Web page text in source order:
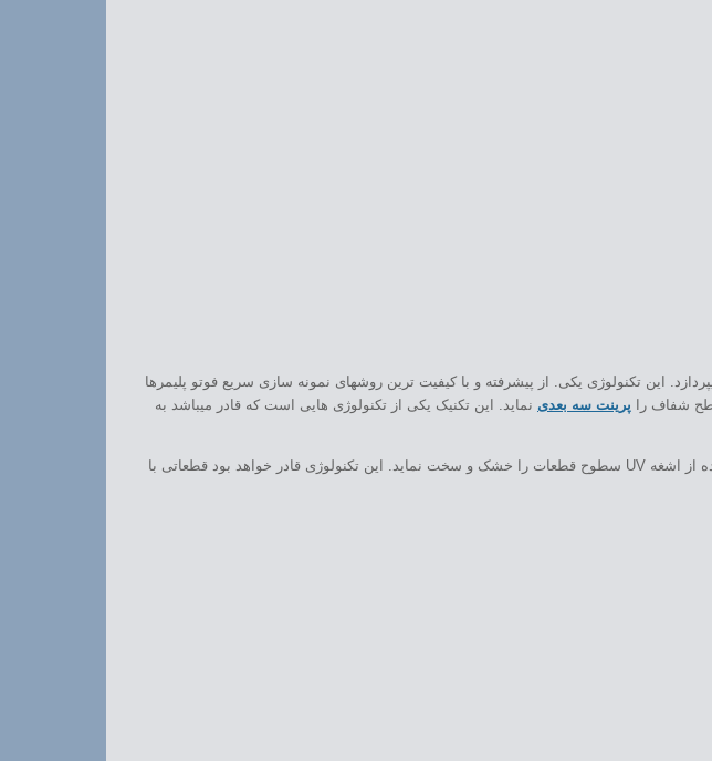
این تکنولوژی یکی. از پیشرفته و با کیفیت ترین روشهای نمونه سازی سریع فوتو پلیمرها
شفاف را پرینت سه بعدی نماید. این تکنیک یکی از تکنولوژی هایی است که قادر میباشد به
مکانیزم کاری این شرکت به این صورت میباشد که پس از خروج مواد اولیه از نازل های پرینتر ساه بعدی قادر خواهند بود با استفاده از اشغه UV سطوح قطعات را خشک و سخت نماید. این تکنولوژی قادر خواهد بود قطعاتی با